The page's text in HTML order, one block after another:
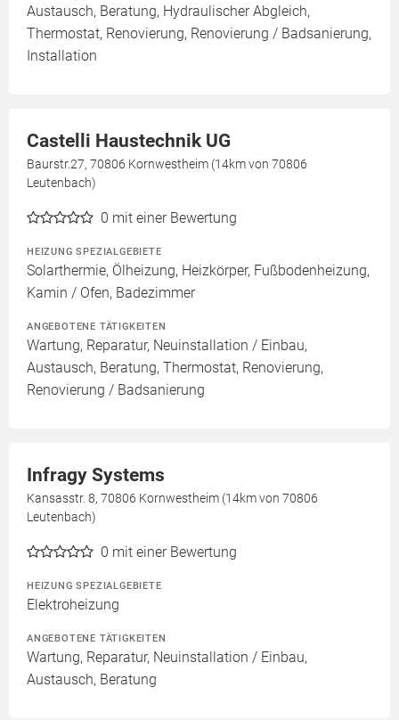
Austausch, Beratung, Hydraulischer Abgleich,
Thermostat, Renovierung, Renovierung / Badsanierung,
Installation
Castelli Haustechnik UG
Baurstr.27, 70806 Kornwestheim (14km von 70806
Leutenbach)
0 mit einer Bewertung
HEIZUNG SPEZIALGEBIETE
Solarthermie, Ölheizung, Heizkörper, Fußbodenheizung,
Kamin / Ofen, Badezimmer
ANGEBOTENE TÄTIGKEITEN
Wartung, Reparatur, Neuinstallation / Einbau,
Austausch, Beratung, Thermostat, Renovierung,
Renovierung / Badsanierung
Infragy Systems
Kansasstr. 8, 70806 Kornwestheim (14km von 70806
Leutenbach)
0 mit einer Bewertung
HEIZUNG SPEZIALGEBIETE
Elektroheizung
ANGEBOTENE TÄTIGKEITEN
Wartung, Reparatur, Neuinstallation / Einbau,
Austausch, Beratung